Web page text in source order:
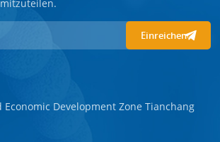
Einreichen
Economic Development Zone Tianchang